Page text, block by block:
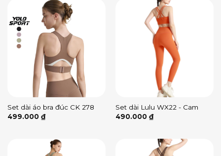
Set dài áo bra đúc CK 278
499.000 ₫
Set dài Lulu WX22 - Cam
490.000 ₫